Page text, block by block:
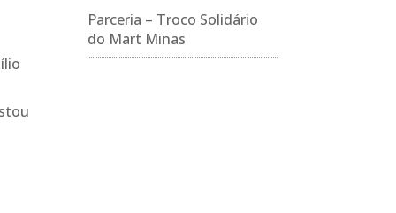
Parceria – Troco Solidário
do Mart Minas